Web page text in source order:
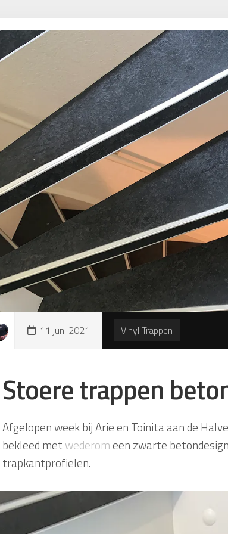
11 juni 2021 Vinyl Trappen
Stoere trappen
Afgelopen week bij Arie en Toinita aan de
bekleed met wederomeen zwarte
trapkantprofielen.